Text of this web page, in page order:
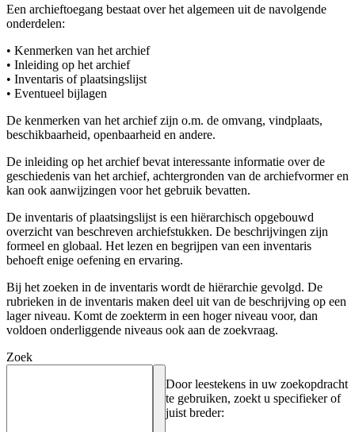
Een archieftoegang bestaat over het algemeen uit de navolgende
onderdelen:
• Kenmerken van het archief
• Inleiding op het archief
• Inventaris of plaatsingslijst
• Eventueel bijlagen
De kenmerken van het archief zijn o.m. de omvang, vindplaats,
beschikbaarheid, openbaarheid en andere.
De inleiding op het archief bevat interessante informatie over de
geschiedenis van het archief, achtergronden van de archiefvormer en
kan ook aanwijzingen voor het gebruik bevatten.
De inventaris of plaatsingslijst is een hiërarchisch opgebouwd
overzicht van beschreven archiefstukken. De beschrijvingen zijn
formeel en globaal. Het lezen en begrijpen van een inventaris
behoeft enige oefening en ervaring.
Bij het zoeken in de inventaris wordt de hiërarchie gevolgd. De
rubrieken in de inventaris maken deel uit van de beschrijving op een
lager niveau. Komt de zoekterm in een hoger niveau voor, dan
voldoen onderliggende niveaus ook aan de zoekvraag.
Zoek
Door leestekens in uw zoekopdracht
te gebruiken, zoekt u specifieker of
juist breder: